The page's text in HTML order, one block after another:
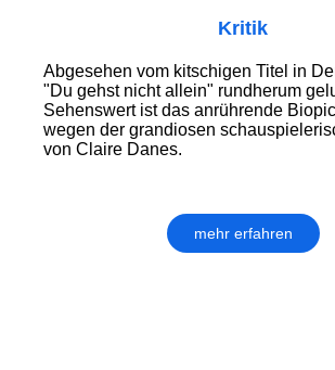
Kritik
Abgesehen vom kitschigen Titel in
"Du gehst nicht allein" rundherum
Sehenswert ist das anrührende
wegen der grandiosen
von Claire Danes.
mehr erfahren